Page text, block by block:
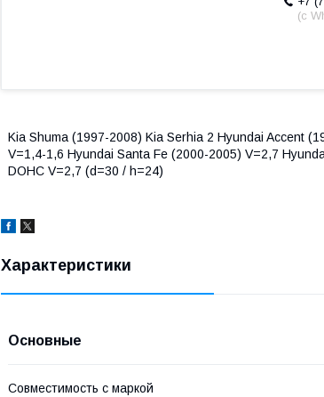
(с
Kia Shuma (1997-2008) Kia Serhia 2 Hyundai Accent
V=1,4-1,6 Hyundai Santa Fe (2000-2005) V=2,7
DOHC V=2,7 (d=30 / h=24)
Характеристики
Основные
Совместимость с маркой